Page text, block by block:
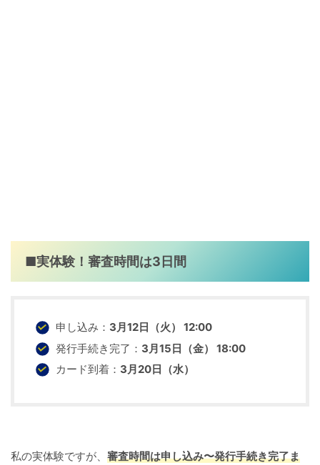
■実体験！審査時間は3日間
申し込み： 3月12日（火） 12:00
発行手続き完了： 3月15日（金） 18:00
カード到着： 3月20日（水）
私の実体験ですが、 審査時間は申し込み〜発行手続き完了ま